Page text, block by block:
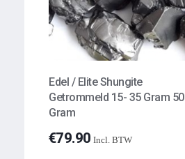
Edel / Elite Shungite
Getrommeld 15- 35 Gram 50
Gram
€79.90 Incl. BTW